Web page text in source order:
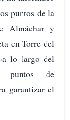
puntos de la
Almáchar y
en Torre del
lo largo del
puntos de
garantizar el